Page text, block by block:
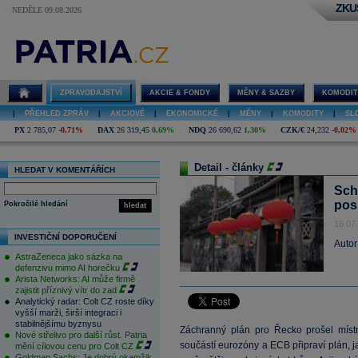
NEDĚLE 09.08.2026
ZPRAVODAJSTVÍ AKCIE & FONDY MĚNY & SAZBY
PŘEHLED ZPRÁV AKCIOVÉ EKONOMICKÉ MĚNY KOMODITY
PX 2 785,07 -0,71% DAX 26 319,45 0,69% NDQ 26 690,62 1,30% CZK/€ 24,232 -0,02%
HLEDAT V KOMENTÁŘÍCH
hledat
Pokročilé hledání
INVESTIČNÍ DOPORUČENÍ
AstraZeneca jako sázka na
defenzivu mimo AI horečku
Arista Networks: AI může firmě
zajistit příznivý vítr do zad
Analytický radar: Colt CZ roste díky
vyšší marži, širší integraci i
stabilnějšímu byznysu
Nové střelivo pro další růst. Patria
mění cílovou cenu pro Colt CZ
Detail - články
Záchranný plán pro Řecko prošel
součástí eurozóny a ECB připraví plán,